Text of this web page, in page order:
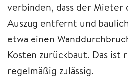
verbinden, dass der Mieter
Auszug entfernt und
etwa einen
Kosten zurückbaut. Das ist
regelmäßig zulässig.